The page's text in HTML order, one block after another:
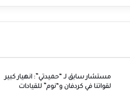
مستشار سابق لـ “حميدتي”: انهيار كبير
لقواتنا في كردفان و“نوم” للقيادات